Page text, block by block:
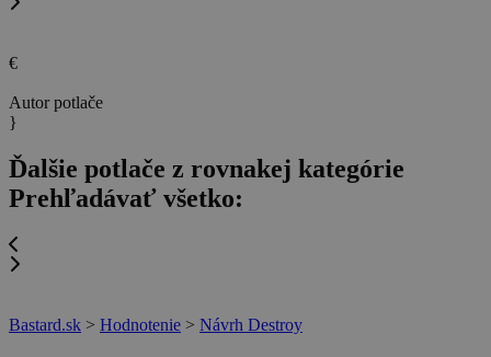
€
Autor potlače
}
Ďalšie potlače z rovnakej kategórie
Prehľadávať všetko:
Bastard.sk > Hodnotenie > Návrh Destroy